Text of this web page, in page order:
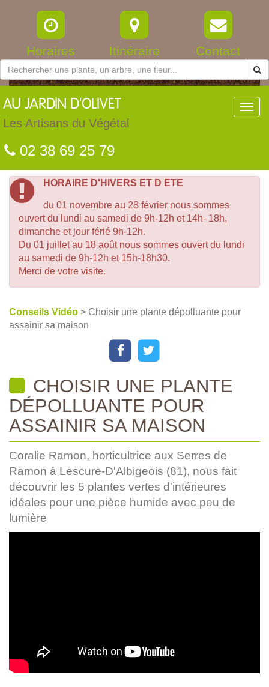
Horaires Itinéraire Contact
AU JARDIN D'OLIVET
Les Artisans du Végétal
02 38 69 25 79
HORAIRE D'HIVERS ET D ETE
du 01 novembre au 28 février nous sommes
ouvert du lundi au samedi de 9h-12h et 14h- 18h,
dimanche et jour férié 9h-12h.
Du 01 juillet au 18 août nous sommes ouvert du lundi
au samedi de 9h-12h et 15h-18h30.
Merci de votre visite.
Conseils Vidéo > Choisir une plante dépolluante pour
assainir sa maison
CHOISIR UNE PLANTE
DÉPOLLUANTE POUR
ASSAINIR SA MAISON
Coralie Ramon, horticultrice aux Serres de
Ramon à Lescure-D'Albigeois (81), nous fait
découvrir les 5 plantes vertes d'intérieures
idéales pour une pièce humide avec peu de
lumière